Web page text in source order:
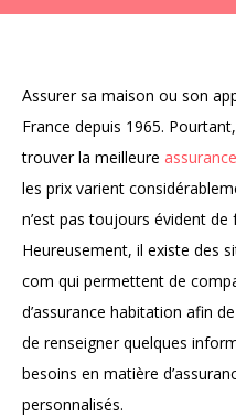
Assurer sa maison ou son
France depuis 1965.
trouver la meilleure assurance
les prix varient
n’est pas toujours évident de
Heureusement, il existe des
com qui permettent de
d’assurance habitation afin
de renseigner quelques
besoins en matière
personnalisés.